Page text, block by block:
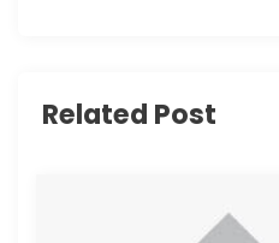
Related Post